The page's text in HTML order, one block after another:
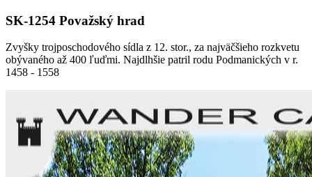
SK-1254 Považský hrad
Zvyšky trojposchodového sídla z 12. stor., za najväčšieho rozkvetu
obývaného až 400 ľuďmi. Najdlhšie patril rodu Podmanických v r.
1458 - 1558